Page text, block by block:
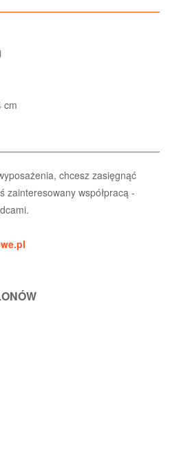
cm
chcesz zasięgnąć
zainteresowany współpracą -